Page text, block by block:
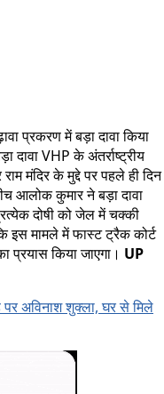
प्रकरण में बड़ा दावा किया
दावा VHP के अंतर्राष्ट्रीय
मंदिर के मुद्दे पर पहले ही दिन
आलोक कुमार ने बड़ा दावा
दोषी को जेल में चक्की
इस मामले में फास्ट ट्रैक कोर्ट
प्रयास किया जाएगा। UP
पर अविनाश शुक्ला, घर से मिले